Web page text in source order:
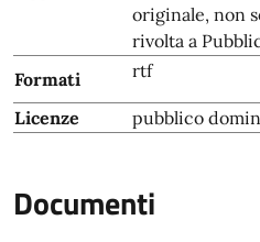
originale, non
rivolta a
Formati
rtf
Licenze pubblico
Documenti